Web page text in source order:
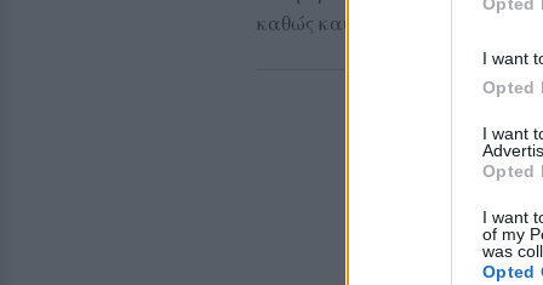
I want
Opted
I want
Opted
I want
of my
was
Opted
καθώς και συμμετοχή στη